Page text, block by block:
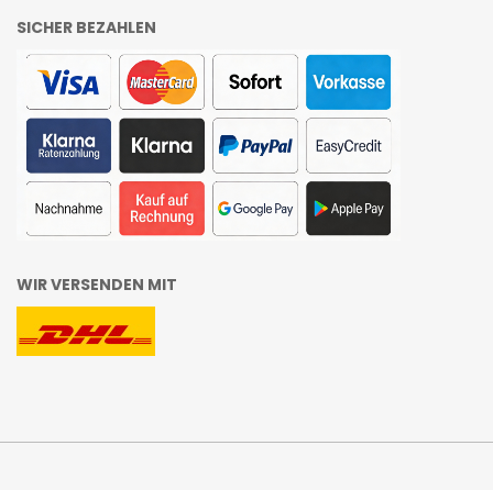
SICHER BEZAHLEN
WIR VERSENDEN MIT